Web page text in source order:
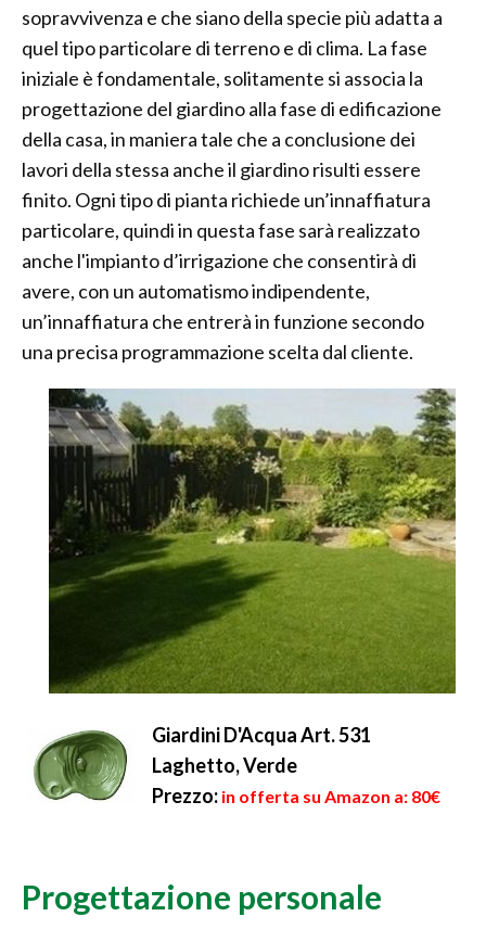
sopravvivenza e che siano della specie più adatta a
quel tipo particolare di terreno e di clima. La fase
iniziale è fondamentale, solitamente si associa la
progettazione del giardino alla fase di edificazione
della casa, in maniera tale che a conclusione dei
lavori della stessa anche il giardino risulti essere
finito. Ogni tipo di pianta richiede un’innaffiatura
particolare, quindi in questa fase sarà realizzato
anche l'impianto d’irrigazione che consentirà di
avere, con un automatismo indipendente,
un’innaffiatura che entrerà in funzione secondo
una precisa programmazione scelta dal cliente.
Giardini D'Acqua Art. 531
Laghetto, Verde
Prezzo: in offerta su Amazon a: 80€
Progettazione personale